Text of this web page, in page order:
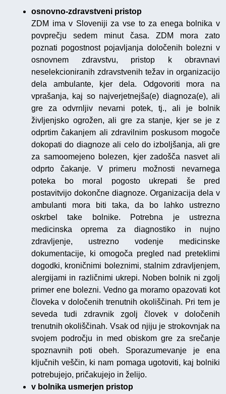
osnovno-zdravstveni pristop
ZDM ima v Sloveniji za vse to za enega bolnika v
povprečju sedem minut časa. ZDM mora zato
poznati pogostnost pojavljanja določenih bolezni v
osnovnem zdravstvu, pristop k obravnavi
neselekcioniranih zdravstvenih težav in organizacijo
dela ambulante, kjer dela. Odgovoriti mora na
vprašanja, kaj so najverjetnejša(e) diagnoza(e), ali
gre za odvrnljiv nevarni potek, tj., ali je bolnik
življenjsko ogrožen, ali gre za stanje, kjer se je z
odprtim čakanjem ali zdravilnim poskusom mogoče
dokopati do diagnoze ali celo do izboljšanja, ali gre
za samoomejeno bolezen, kjer zadošča nasvet ali
odprto čakanje. V primeru možnosti nevarnega
poteka bo moral pogosto ukrepati še pred
postavitvijo dokončne diagnoze. Organizacija dela v
ambulanti mora biti taka, da bo lahko ustrezno
oskrbel take bolnike. Potrebna je ustrezna
medicinska oprema za diagnostiko in nujno
zdravljenje, ustrezno vodenje medicinske
dokumentacije, ki omogoča pregled nad preteklimi
dogodki, kroničnimi boleznimi, stalnim zdravljenjem,
alergijami in različnimi ukrepi. Noben bolnik ni zgolj
primer ene bolezni. Vedno ga moramo opazovati kot
človeka v določenih trenutnih okoliščinah. Pri tem je
seveda tudi zdravnik zgolj človek v določenih
trenutnih okoliščinah. Vsak od njiju je strokovnjak na
svojem področju in med obiskom gre za srečanje
spoznavnih poti obeh. Sporazumevanje je ena
ključnih veščin, ki nam pomaga ugotoviti, kaj bolniki
potrebujejo, pričakujejo in želijo.
v bolnika usmerjen pristop